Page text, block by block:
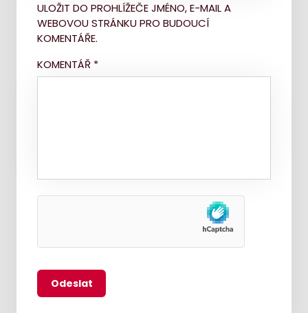
ULOŽIT DO PROHLÍŽEČE JMÉNO, E-MAIL A
WEBOVOU STRÁNKU PRO BUDOUCÍ
KOMENTÁŘE.
KOMENTÁŘ *